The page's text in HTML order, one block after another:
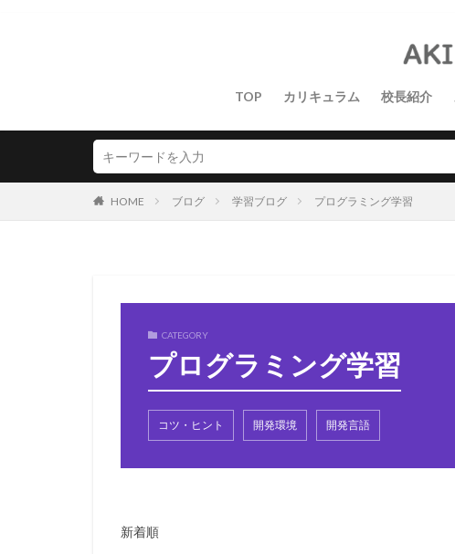
TOP カリキュラム 校長紹介
HOME ブログ 学習ブログ プログラミング学習
CATEGORY
プログラミング学習
コツ・ヒント 開発環境 開発言語
新着順